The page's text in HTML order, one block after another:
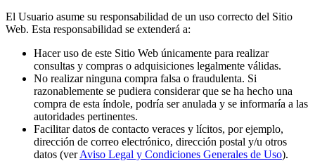
El Usuario asume su responsabilidad de un uso correcto del Sitio
Web. Esta responsabilidad se extenderá a:
Hacer uso de este Sitio Web únicamente para realizar
consultas y compras o adquisiciones legalmente válidas.
No realizar ninguna compra falsa o fraudulenta. Si
razonablemente se pudiera considerar que se ha hecho una
compra de esta índole, podría ser anulada y se informaría a las
autoridades pertinentes.
Facilitar datos de contacto veraces y lícitos, por ejemplo,
dirección de correo electrónico, dirección postal y/u otros
datos (verAviso Legal y Condiciones Generales de Uso).